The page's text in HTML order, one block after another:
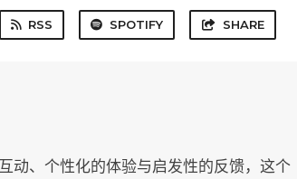
RSS SPOTIFY SHARE
动、个性化的体验与启发性的反馈，这个